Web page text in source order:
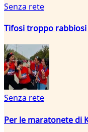
Senza rete
Tifosi troppo
Senza rete
Per le maratonete di